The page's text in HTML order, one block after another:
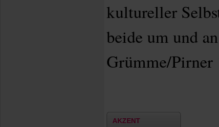
kultureller
beide um und
Grümme/Pirner
AKZENT